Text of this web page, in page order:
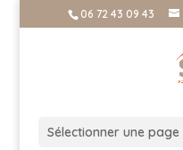
06 72 43 09 43
Sélectionner une page